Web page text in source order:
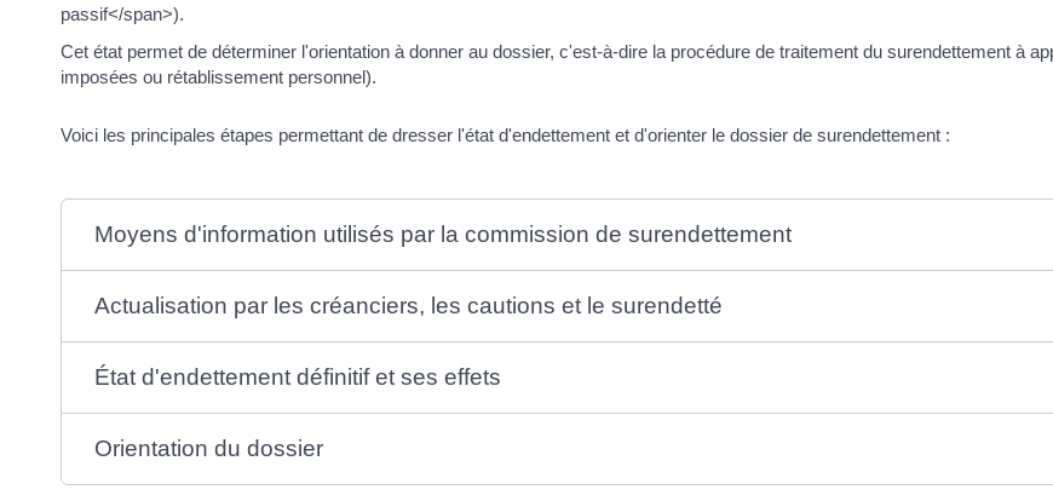
passif</span>).
Cet état permet de déterminer l'orientation à donner au dossier, c'est-à-dire la procédure de traitement du surendettement à
imposées ou rétablissement personnel).
Voici les principales étapes permettant de dresser l'état d'endettement et d'orienter le dossier de surendettement :
Moyens d'information utilisés par la commission de surendettement
Actualisation par les créanciers, les cautions et le surendetté
État d'endettement définitif et ses effets
Orientation du dossier